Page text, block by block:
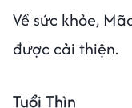
Về sức khỏe,
được cải thiện.
Tuổi Thìn